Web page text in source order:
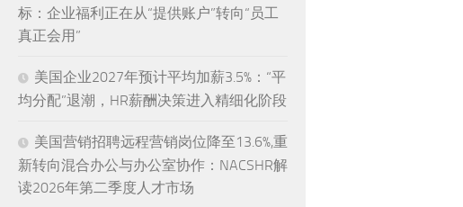
标：企业福利正在从“提供账户”转向“员工
真正会用”
美国企业2027年预计平均加薪3.5%：“平
均分配”退潮，HR薪酬决策进入精细化阶段
美国营销招聘远程营销岗位降至13.6%,重
新转向混合办公与办公室协作：NACSHR解
读2026年第二季度人才市场